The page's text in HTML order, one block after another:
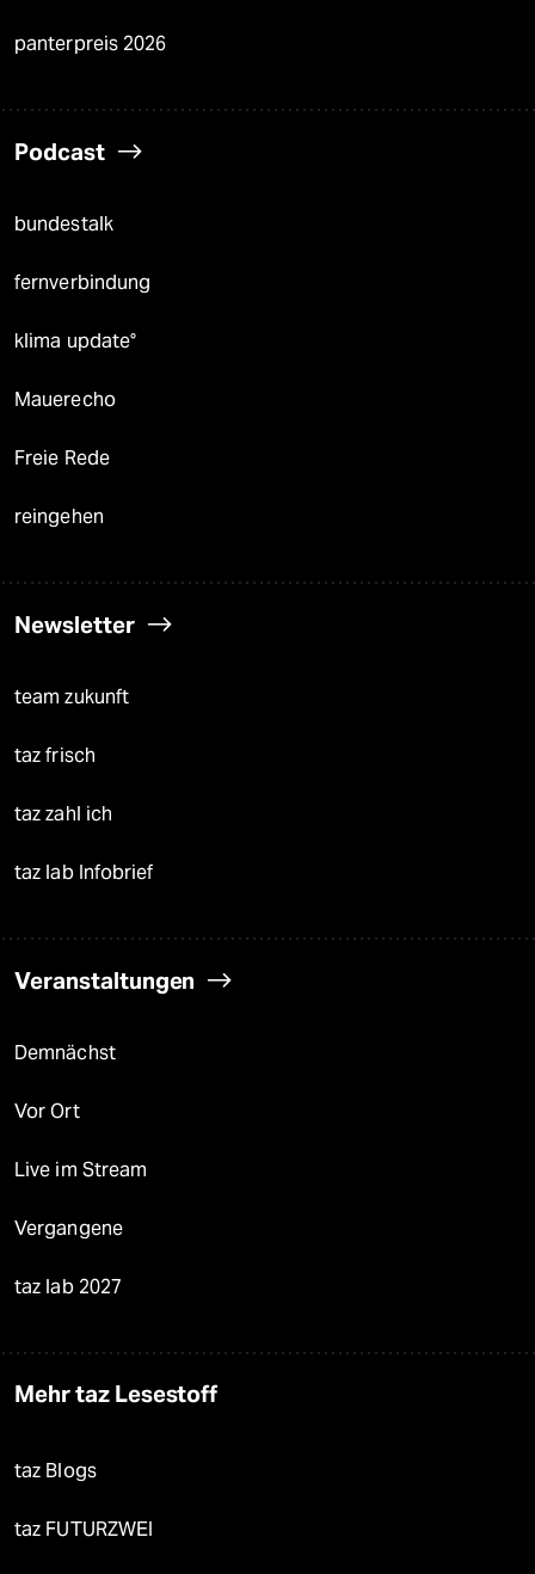
panterpreis 2026
Podcast
bundestalk
fernverbindung
klima update°
Mauerecho
Freie Rede
reingehen
Newsletter
team zukunft
taz frisch
taz zahl ich
taz lab Infobrief
Veranstaltungen
Demnächst
Vor Ort
Live im Stream
Vergangene
taz lab 2027
Mehr taz Lesestoff
taz Blogs
taz FUTURZWEI